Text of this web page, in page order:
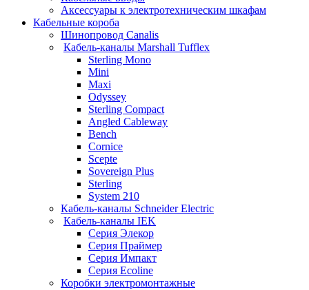
Аксессуары к электротехническим шкафам
Кабельные короба
Шинопровод Canalis
Кабель-каналы Marshall Tufflex
Sterling Mono
Mini
Maxi
Odyssey
Sterling Compact
Angled Cableway
Bench
Cornice
Scepte
Sovereign Plus
Sterling
System 210
Кабель-каналы Schneider Electric
Кабель-каналы IEK
Серия Элекор
Серия Праймер
Серия Импакт
Серия Ecoline
Коробки электромонтажные